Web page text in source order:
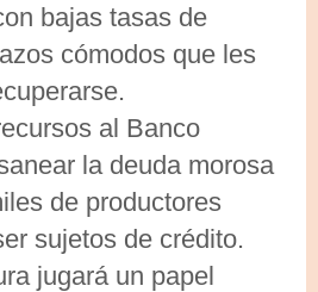
bajas tasas de
cómodos que les
al Banco
la deuda morosa
de productores
sujetos de crédito.
jugará un papel